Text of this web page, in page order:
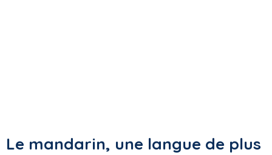
Le mandarin, une langue de plus